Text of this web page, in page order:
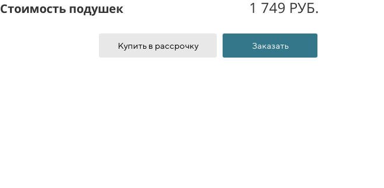
Стоимость подушек 1 749 РУБ.
Купить в рассрочку Заказать